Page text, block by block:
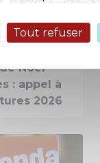
Tout refuser
Noël
: appel à
2026